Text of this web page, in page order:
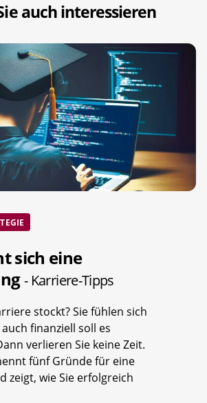
auch interessieren
sich eine
- Karriere-Tipps
stockt? Sie fühlen sich
finanziell soll es
verlieren Sie keine Zeit.
fünf Gründe für eine
zeigt, wie Sie erfolgreich